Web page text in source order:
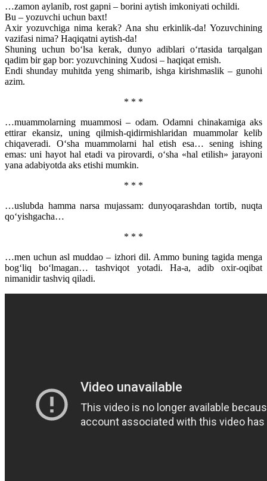
…zamon aylanib, rost gapni – borini aytish imkoniyati ochildi.
Bu – yozuvchi uchun baxt!
Axir yozuvchiga nima kerak? Ana shu erkinlik-da! Yozuvchining
vazifasi nima? Haqiqatni aytish-da!
Shuning uchun bo‘lsa kerak, dunyo adiblari o‘rtasida tarqalgan
qadim bir gap bor: yozuvchining Xudosi – haqiqat emish.
Endi shunday muhitda yeng shimarib, ishga kirishmaslik – gunohi
azim.
* * *
…muammolarning muammosi – odam. Odamni chinakamiga aks
ettirar ekansiz, uning qilmish-qidirmishlaridan muammolar kelib
chiqaveradi. O‘sha muammolarni hal etish esa… sening ishing
emas: uni hayot hal etadi va pirovardi, o‘sha «hal etilish» jarayoni
yana adabiyotda aks etishi mumkin.
* * *
…uslubda hamma narsa mujassam: dunyoqarashdan tortib, nuqta
qo‘yishgacha…
* * *
…men uchun asl muddao – izhori dil. Ammo buning tagida menga
bog‘liq bo‘lmagan… tashviqot yotadi. Ha-a, adib oxir-oqibat
nimanidir tashviq qiladi.